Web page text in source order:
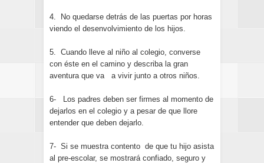
4. No quedarse detrás de las puertas por horas
viendo el desenvolvimiento de los hijos.
5. Cuando lleve al niño al colegio, converse
con éste en el camino y describa la gran
aventura que va a vivir junto a otros niños.
6- Los padres deben ser firmes al momento de
dejarlos en el colegio y a pesar de que llore
entender que deben dejarlo.
7- Si se muestra contento de que tu hijo asista
al pre-escolar, se mostrará confiado, seguro y